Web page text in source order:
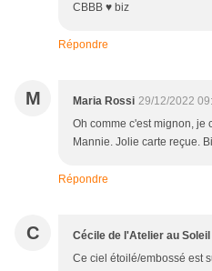
CBBB ♥ biz
Répondre
M Maria Rossi 29/12/2022
Oh comme c'est mignon, je
Mannie. Jolie carte reçue.
Répondre
C Cécile de l'Atelier au Soleil
Ce ciel étoilé/embossé est